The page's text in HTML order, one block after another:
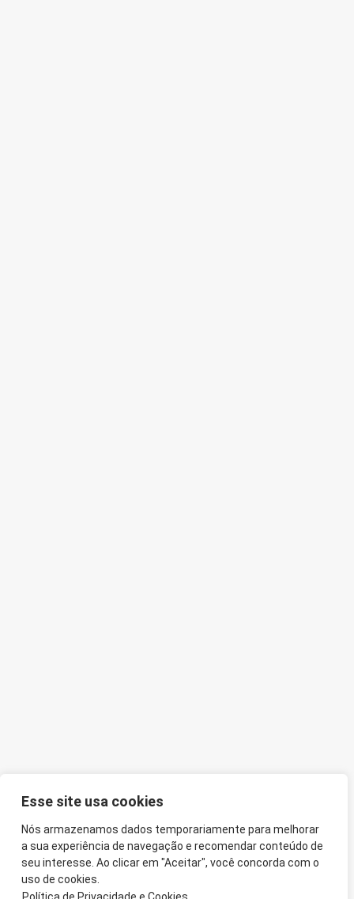
Esse site usa cookies
Nós armazenamos dados temporariamente para melhorar
a sua experiência de navegação e recomendar conteúdo de
seu interesse. Ao clicar em "Aceitar", você concorda com o
uso de cookies.